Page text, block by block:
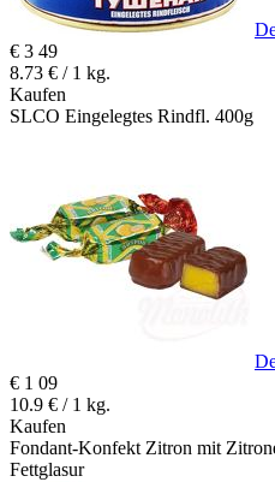
€ 3 49
8.73 € / 1 kg.
Kaufen
SLCO Eingelegtes Rindfl. 400g
€ 1 09
10.9 € / 1 kg.
Kaufen
Fondant-Konfekt Zitron mit
Fettglasur